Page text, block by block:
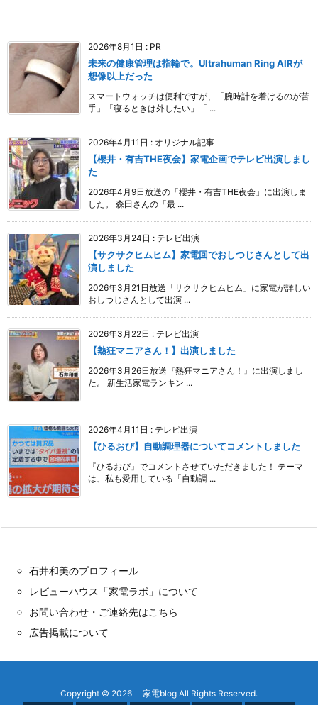
2026年8月1日 : PR
未来の健康管理は指輪で。Ultrahuman Ring AIRが
想像以上だった
スマートウォッチは便利ですが、「腕時計を着けるのが苦
手」「寝るときは外したい」「 ...
2026年4月11日 : オリジナル記事
【櫻井・有吉THE夜会】家電企画でテレビ出演しまし
た
2026年4月9日放送の「櫻井・有吉THE夜会」に出演しま
した。 森田さんの「最 ...
2026年3月24日 : テレビ出演
【サクサクヒムヒム】家電回でおしつじさんとして出
演しました
2026年3月21日放送「サクサクヒムヒム」に家電が詳しい
おしつじさんとして出演 ...
2026年3月22日 : テレビ出演
【熱狂マニアさん！】出演しました
2026年3月26日放送『熱狂マニアさん！』に出演しまし
た。 新生活家電ランキン ...
2026年4月11日 : テレビ出演
【ひるおび】自動調理器についてコメントしました
『ひるおび』でコメントさせていただきました！ テーマ
は、私も愛用している「自動調 ...
石井和美のプロフィール
レビューハウス「家電ラボ」について
お問い合わせ・ご連絡先はこちら
広告掲載について
Copyright © 2026 家電blog All Rights Reserved.